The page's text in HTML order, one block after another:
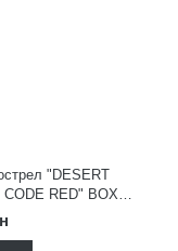
"DESERT
CODE RED" BOX
Декор DE-CR